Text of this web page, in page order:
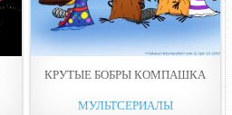
КРУТЫЕ БОБРЫ КОМПАШКА
МУЛЬТСЕРИАЛЫ